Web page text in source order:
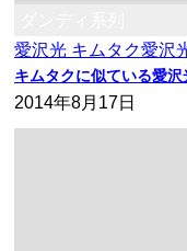
愛沢光 キムタク愛沢
キムタクに似ている愛
2014年8月17日